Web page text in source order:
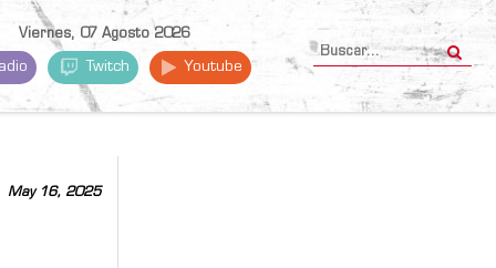
Viernes, 07 Agosto 2026
Twitch Youtube
May 16, 2025